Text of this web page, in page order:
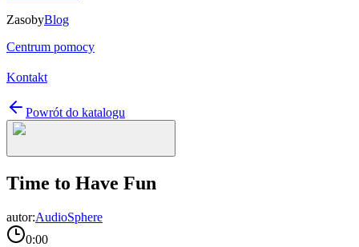
ZasobyBlog
Centrum pomocy
Kontakt
Powrót do katalogu
Time to Have Fun
autor:AudioSphere
0:00